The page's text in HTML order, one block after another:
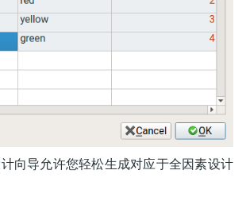
向导允许您轻松生成对应于全因素设计